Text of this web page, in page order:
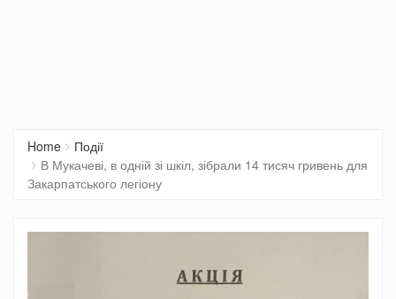
Home
Події
В Мукачеві, в одній зі шкіл, зібрали 14 тисяч гривень для
Закарпатського легіону